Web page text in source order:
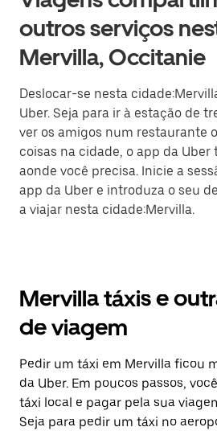
outros serviços
Mervilla, Occitanie
Deslocar-se nesta
Uber. Seja para ir à estação de
ver os amigos num restaurante
coisas na cidade, o app da Uber
aonde você precisa. Inicie a
app da Uber e introduza o seu
a viajar nesta cidade:Mervilla.
Mervilla táxis e
de viagem
Pedir um táxi em Mervilla ficou
da Uber. Em poucos passos,
táxi local e pagar pela sua
Seja para pedir um táxi no